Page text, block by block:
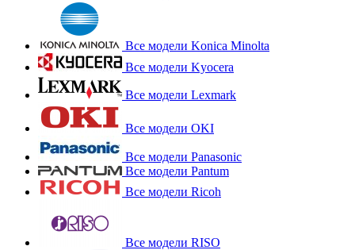
Все модели Konica Minolta
Все модели Kyocera
Все модели Lexmark
Все модели OKI
Все модели Panasonic
Все модели Pantum
Все модели Ricoh
Все модели RISO